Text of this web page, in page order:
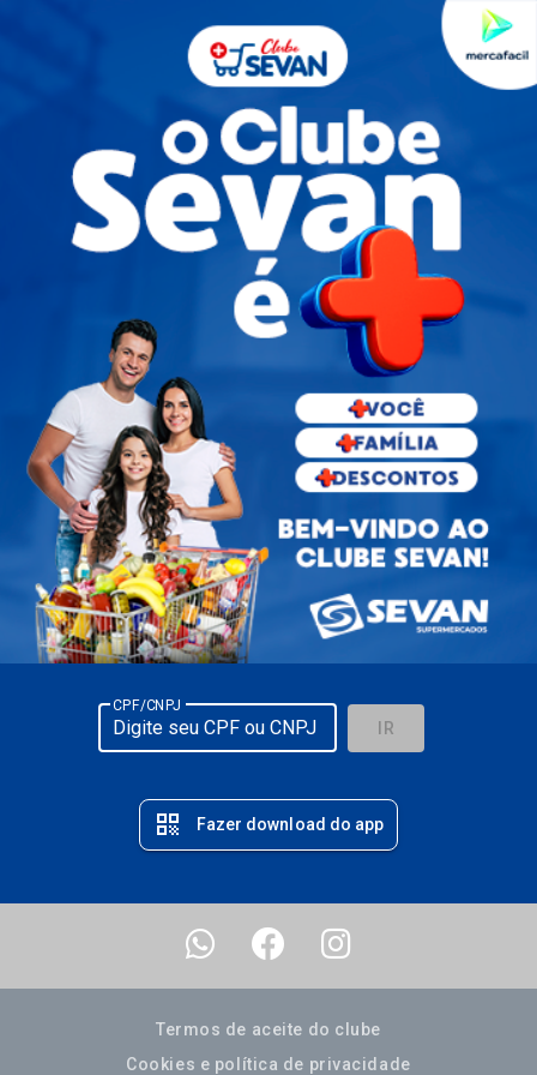
CPF/CNPJ
IR
qr_code Fazer download do app
Termos de aceite do clube
Cookies e política de privacidade